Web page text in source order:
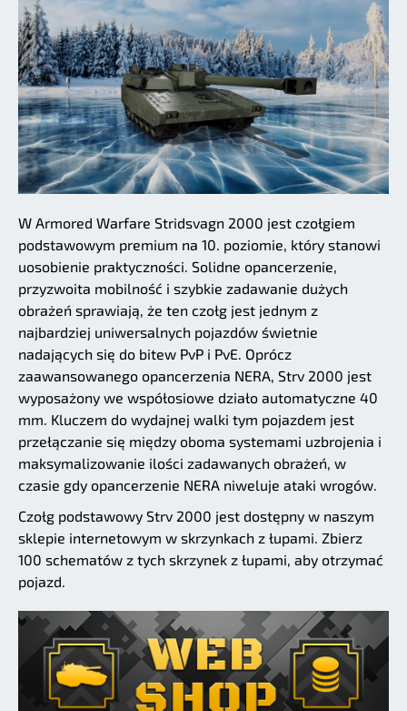
W Armored Warfare Stridsvagn 2000 jest czołgiem
podstawowym premium na 10. poziomie, który stanowi
uosobienie praktyczności. Solidne opancerzenie,
przyzwoita mobilność i szybkie zadawanie dużych
obrażeń sprawiają, że ten czołg jest jednym z
najbardziej uniwersalnych pojazdów świetnie
nadających się do bitew PvP i PvE. Oprócz
zaawansowanego opancerzenia NERA, Strv 2000 jest
wyposażony we współosiowe działo automatyczne 40
mm. Kluczem do wydajnej walki tym pojazdem jest
przełączanie się między oboma systemami uzbrojenia i
maksymalizowanie ilości zadawanych obrażeń, w
czasie gdy opancerzenie NERA niweluje ataki wrogów.
Czołg podstawowy Strv 2000 jest dostępny w naszym
sklepie internetowym w skrzynkach z łupami. Zbierz
100 schematów z tych skrzynek z łupami, aby otrzymać
pojazd.